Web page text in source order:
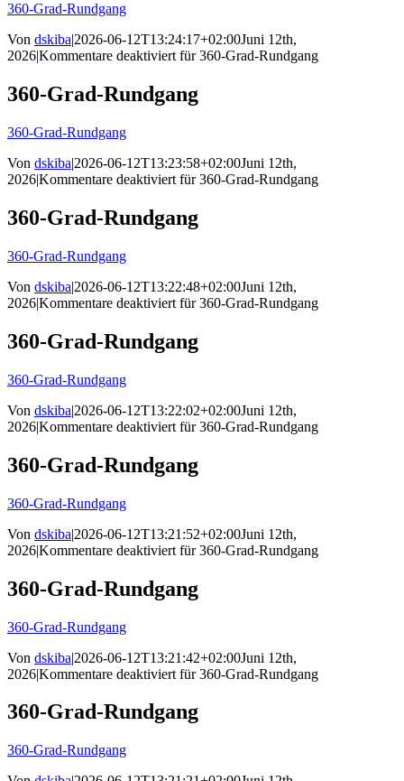
360-Grad-Rundgang
Von dskiba|2026-06-12T13:24:17+02:00Juni 12th,
2026|Kommentare deaktiviertfür 360-Grad-Rundgang
360-Grad-Rundgang
360-Grad-Rundgang
Von dskiba|2026-06-12T13:23:58+02:00Juni 12th,
2026|Kommentare deaktiviert für 360-Grad-Rundgang
360-Grad-Rundgang
360-Grad-Rundgang
Von dskiba|2026-06-12T13:22:48+02:00Juni 12th,
2026|Kommentare deaktiviert für 360-Grad-Rundgang
360-Grad-Rundgang
360-Grad-Rundgang
Von dskiba|2026-06-12T13:22:02+02:00Juni 12th,
2026|Kommentare deaktiviert für 360-Grad-Rundgang
360-Grad-Rundgang
360-Grad-Rundgang
Von dskiba|2026-06-12T13:21:52+02:00Juni 12th,
2026|Kommentare deaktiviert für 360-Grad-Rundgang
360-Grad-Rundgang
360-Grad-Rundgang
Von dskiba|2026-06-12T13:21:42+02:00Juni 12th,
2026|Kommentare deaktiviert für 360-Grad-Rundgang
360-Grad-Rundgang
360-Grad-Rundgang